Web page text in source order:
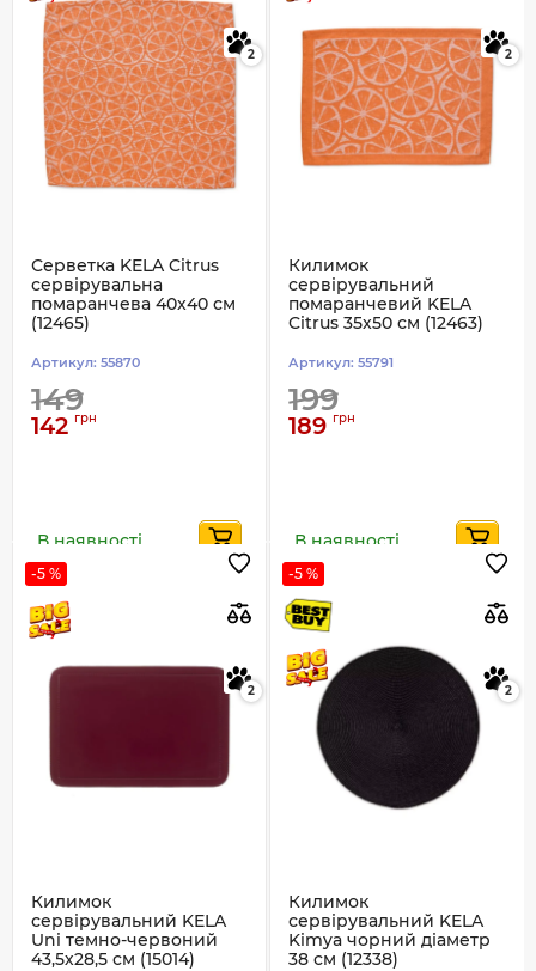
2
Серветка KELA Citrus
сервірувальна
помаранчева 40x40 см
(12465)
Артикул: 55870
149
142 грн
В наявності
2
Килимок
сервірувальний
помаранчевий KELA
Citrus 35x50 см (12463)
Артикул: 55791
199
189 грн
В наявності
-5 %
2
Килимок
сервірувальний KELA
Uni темно-червоний
43,5х28,5 см (15014)
-5 %
2
Килимок
сервірувальний KELA
Kimya чорний діаметр
38 см (12338)